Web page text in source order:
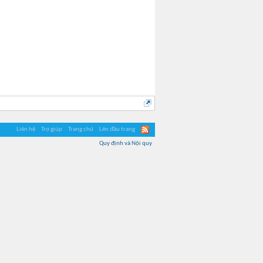
Liên hệ Trợ giúp Trang chủ Lên đầu trang
Quy định và Nội quy